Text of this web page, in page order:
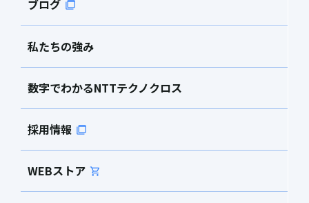
ブログ
私たちの強み
数字でわかるNTTテクノクロス
採用情報
WEBストア